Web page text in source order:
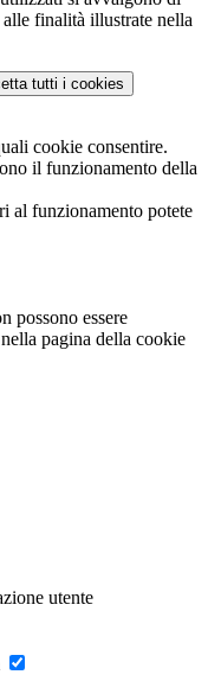
finalità illustrate nella
tutti i cookies
cookie consentire.
il funzionamento della
al funzionamento potete
possono essere
pagina della cookie
utente